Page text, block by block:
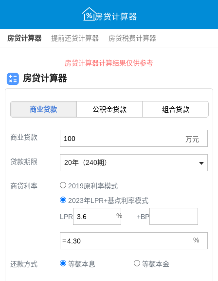
房贷计算器 提前还贷计算器 房贷税费计算器
房贷计算器计算结果仅供参考
房贷计算器
商业贷款 公积金贷款 组合贷款
商业贷款
贷款期限 20年（240期）
商贷利率
2019原利率模式
2023年LPR+基点利率模式
LPR +BP
还款方式 等额本息 等额本金